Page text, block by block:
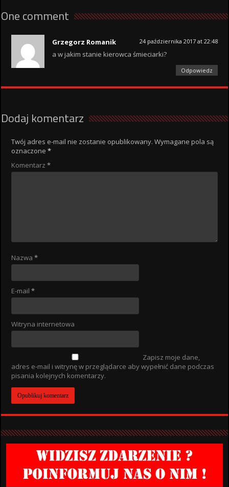
One comment
Grzegorz Romanik 24 października 2017 at 22:48
a w jakim stanie kierowca śmieciarki?
Odpowiedz
Dodaj komentarz
Twój adres e-mail nie zostanie opublikowany. Wymagane pola są
oznaczone*
Komentarz*
Nazwa*
E-mail*
Witryna internetowa
Zapisz moje dane,
adres e-mail i witrynę w przeglądarce aby wypełnić dane podczas
pisania kolejnych komentarzy.